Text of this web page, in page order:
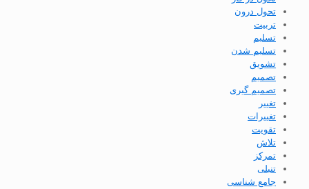
تحول درون
تربیت
تسلیم
تسلیم شدن
تشویق
تصمیم
تصمیم گیری
تغییر
تغییرات
تقویت
تلاش
تمرکز
تنبلی
جامع شناسی